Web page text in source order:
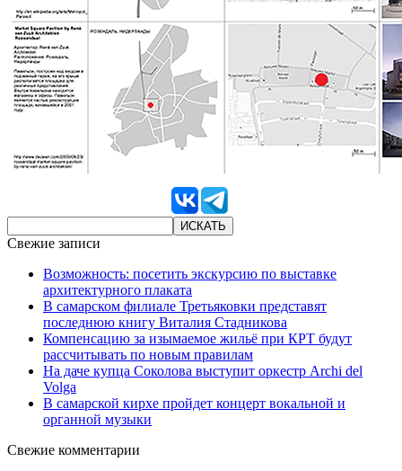
Свежие записи
Возможность: посетить экскурсию по выставке
архитектурного плаката
В самарском филиале Третьяковки представят
последнюю книгу Виталия Стадникова
Компенсацию за изымаемое жильё при КРТ будут
рассчитывать по новым правилам
На даче купца Соколова выступит оркестр Archi del
Volga
В самарской кирхе пройдет концерт вокальной и
органной музыки
Свежие комментарии